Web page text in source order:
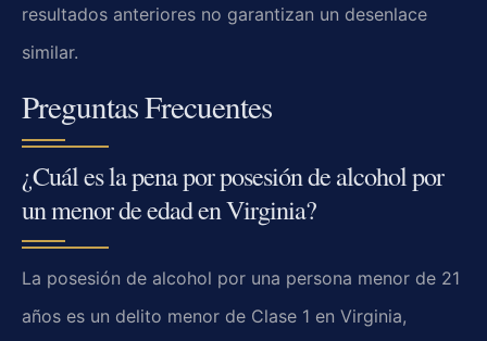
resultados anteriores no garantizan un desenlace
similar.
Preguntas Frecuentes
¿Cuál es la pena por posesión de alcohol por
un menor de edad en Virginia?
La posesión de alcohol por una persona menor de 21
años es un delito menor de Clase 1 en Virginia,